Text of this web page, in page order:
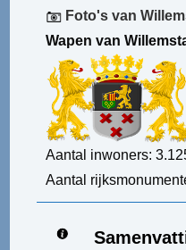
Foto's van
Wapen van
Aantal inwoners:
Aantal